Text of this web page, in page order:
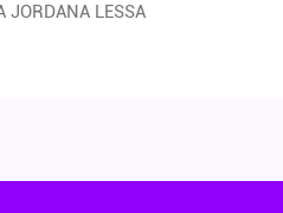
JORDANA LESSA